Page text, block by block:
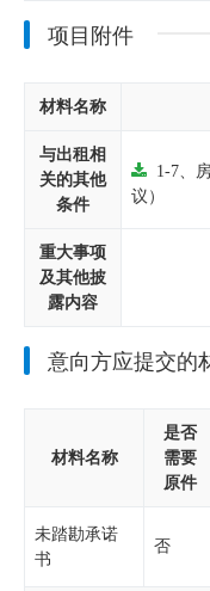
项目附件
材料名称
与出租相
关的其他
条件
1-7、
议）
重大事项
及其他披
露内容
意向方应提交的
材料名称
是否
需要
原件
未踏勘承诺
书
否